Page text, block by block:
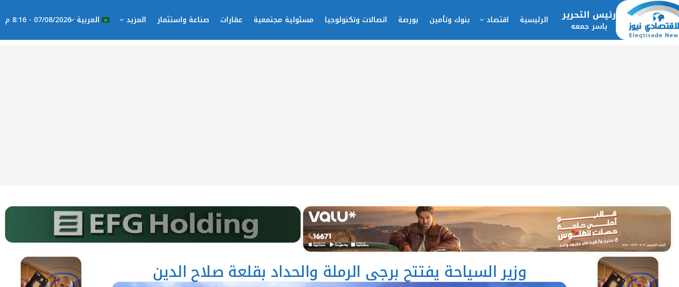
رئيس التحرير
ياسر جمعه الرئيسية اقتصاد بنوك وتأمين بورصة اتصالات وتكنولوجيا مسئولية مجتمعية عقارات صناعة واستثمار المزيد العربية 07/08/2026 - 8:16 م
وزير السياحة يفتتح برجي الرملة والحداد بقلعة صلاح الدين